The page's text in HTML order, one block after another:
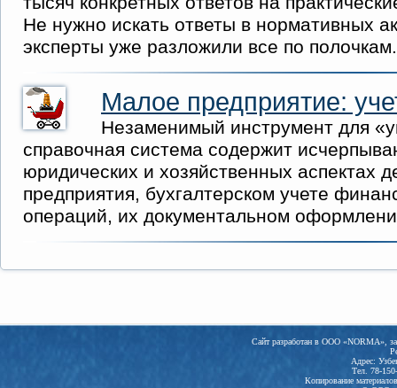
Не нужно искать ответы в нормативных
эксперты уже разложили все по полочкам.
Малое предприятие:
Незаменимый инструмент для
справочная система содержит
юридических и хозяйственных аспектах
предприятия, бухгалтерском учете
операций, их документальном
Сайт разработан в ООО «NORMA»,
Адрес:
Тел. 78-
Копирование